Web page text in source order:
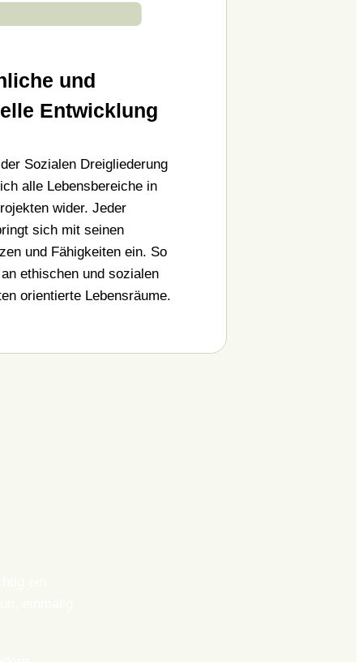
und
Entwicklung
Sozialen Dreigliederung
alle Lebensbereiche in
wider. Jeder
sich mit seinen
und Fähigkeiten ein. So
ethischen und sozialen
orientierte Lebensräume.